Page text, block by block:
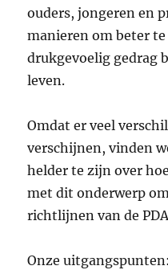
ouders, jongeren en
manieren om beter
drukgevoelig gedrag
leven.
Omdat er veel
verschijnen, vinden
helder te zijn over
met dit onderwerp
richtlijnen van de
Onze uitgangspunten: